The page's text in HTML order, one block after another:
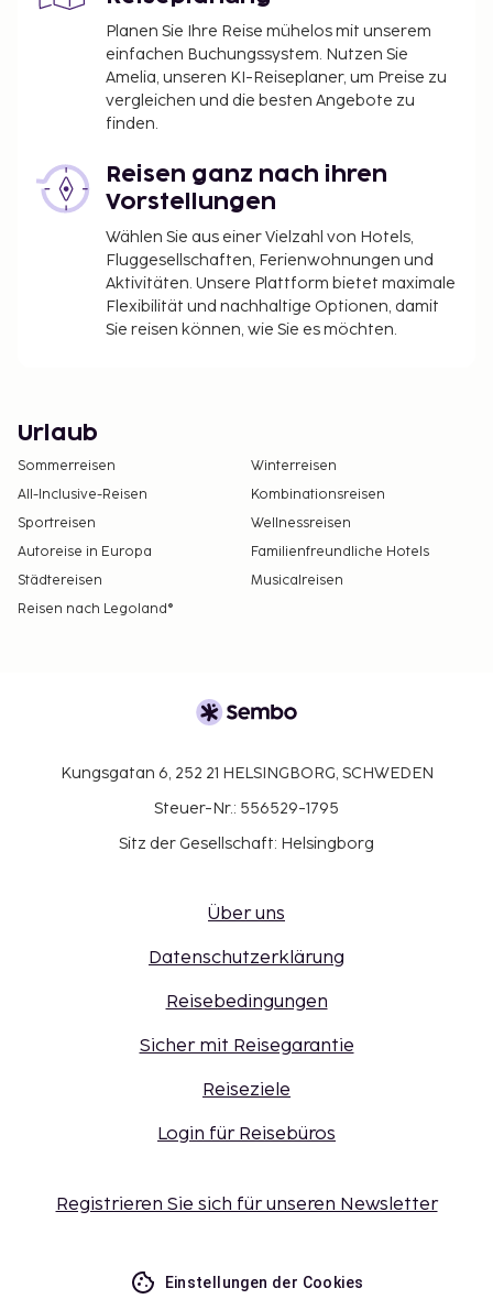
Planen Sie Ihre Reise mühelos mit unserem
einfachen Buchungssystem. Nutzen Sie
Amelia, unseren KI-Reiseplaner, um Preise zu
vergleichen und die besten Angebote zu
finden.
Reisen ganz nach ihren
Vorstellungen
Wählen Sie aus einer Vielzahl von Hotels,
Fluggesellschaften, Ferienwohnungen und
Aktivitäten. Unsere Plattform bietet maximale
Flexibilität und nachhaltige Optionen, damit
Sie reisen können, wie Sie es möchten.
Urlaub
Sommerreisen
Winterreisen
All-Inclusive-Reisen
Kombinationsreisen
Sportreisen
Wellnessreisen
Autoreise in Europa
Familienfreundliche Hotels
Städtereisen
Musicalreisen
Reisen nach Legoland®
Kungsgatan 6, 252 21 HELSINGBORG, SCHWEDEN
Steuer-Nr.: 556529-1795
Sitz der Gesellschaft: Helsingborg
Über uns
Datenschutzerklärung
Reisebedingungen
Sicher mit Reisegarantie
Reiseziele
Login für Reisebüros
Registrieren Sie sich für unseren Newsletter
Einstellungen der Cookies